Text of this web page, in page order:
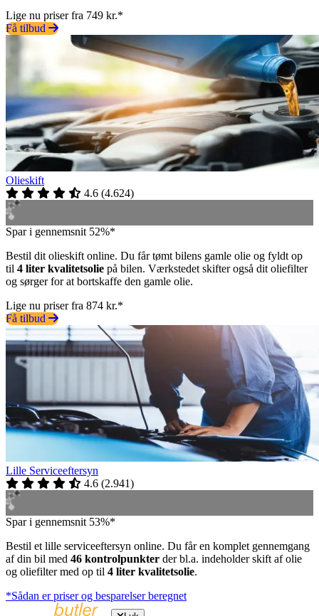
Lige nu priser fra 749 kr.*
Få tilbud
Olieskift
4.6 (4.624)
Spar i gennemsnit 52%*
Bestil dit olieskift online. Du får tømt bilens gamle olie og fyldt op
til 4 liter kvalitetsolie på bilen. Værkstedet skifter også dit oliefilter
og sørger for at bortskaffe den gamle olie.
Lige nu priser fra 874 kr.*
Få tilbud
Lille Serviceeftersyn
4.6 (2.941)
Spar i gennemsnit 53%*
Bestil et lille serviceeftersyn online. Du får en komplet gennemgang
af din bil med 46 kontrolpunkter der bl.a. indeholder skift af olie
og oliefilter med op til 4 liter kvalitetsolie.
*Sådan er priser og besparelser beregnet